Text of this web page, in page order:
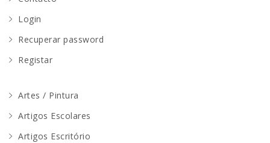
Login
Recuperar password
Registar
Artes / Pintura
Artigos Escolares
Artigos Escritório